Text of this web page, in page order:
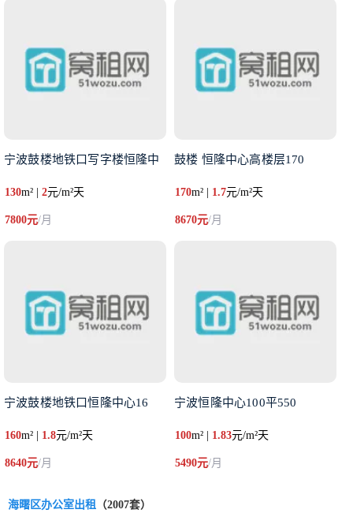
宁波鼓楼地铁口写字楼恒隆中
130m² | 2元/m²天
7800元/月
鼓楼 恒隆中心高楼层170
170m² | 1.7元/m²天
8670元/月
宁波鼓楼地铁口恒隆中心16
160m² | 1.8元/m²天
8640元/月
宁波恒隆中心100平550
100m² | 1.83元/m²天
5490元/月
海曙区办公室出租 （2007套）